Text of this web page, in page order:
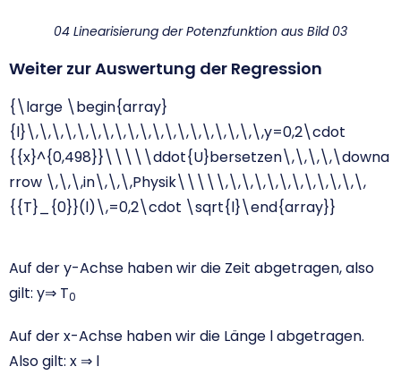
04 Linearisierung der Potenzfunktion aus Bild 03
Weiter zur Auswertung der Regression
{\large \begin{array}
{l}\,\,\,\,\,\,\,\,\,\,\,\,\,\,\,\,\,\,\,y=0,2\cdot
{{x}^{0,498}}\\\\\ddot{U}bersetzen\,\,\,\,\downa
rrow \,\,\,in\,\,\,Physik\\\\\,\,\,\,\,\,\,\,\,\,\,\,
{{T}_{0}}(l)\,=0,2\cdot \sqrt{l}\end{array}}
Auf der y-Achse haben wir die Zeit abgetragen, also
gilt: y⇒ T0
Auf der x-Achse haben wir die Länge l abgetragen.
Also gilt: x ⇒ l